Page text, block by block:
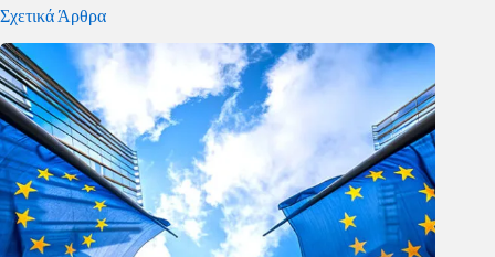
Σχετικά Άρθρα